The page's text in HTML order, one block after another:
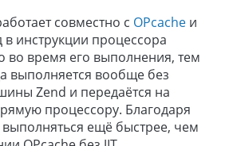
совместно с OPcache и
в инструкции процессора
во время его выполнения, тем
выполняется вообще без
Zend и передаётся на
процессору. Благодаря
ещё быстрее, чем